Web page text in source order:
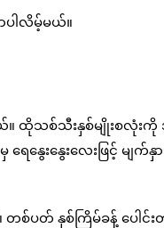
ပါလိမ့်မယ်။
။ ထိုသစ်သီးနှစ်မျိုးစလုံးကို
ေနွေးနွေးလေးဖြင့် မျက်
စ်ပတ် နှစ်ကြိမ်ခန့် ပေါင်း